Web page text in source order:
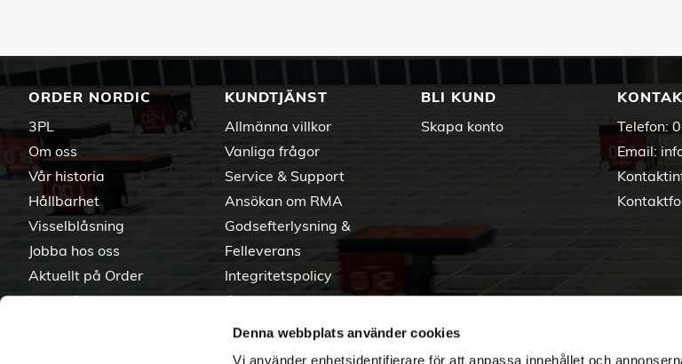
Denna webbplats använder cookies
Vi använder enhetsidentifierare för att anpassa innehållet och
ORDER NORDIC
3PL
Om oss
Vår historia
Hållbarhet
Visselblåsning
Jobba hos oss
Aktuellt på Order
Varumärken
KUNDTJÄNST
Allmänna villkor
Vanliga frågor
Service & Support
Ansökan om RMA
Godsefterlysning &
Felleverans
Integritetspolicy
Om cookies
BLI KUND
Skapa konto
Telefon:
Email: